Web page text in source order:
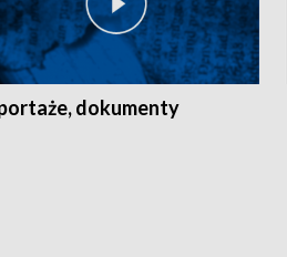
dokumenty